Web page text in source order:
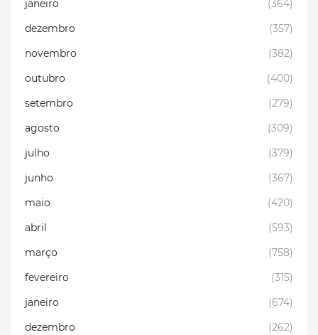
janeiro
(364)
dezembro
(357)
novembro
(382)
outubro
(400)
setembro
(279)
agosto
(309)
julho
(379)
junho
(367)
maio
(420)
abril
(593)
março
(758)
fevereiro
(315)
janeiro
(674)
dezembro
(262)